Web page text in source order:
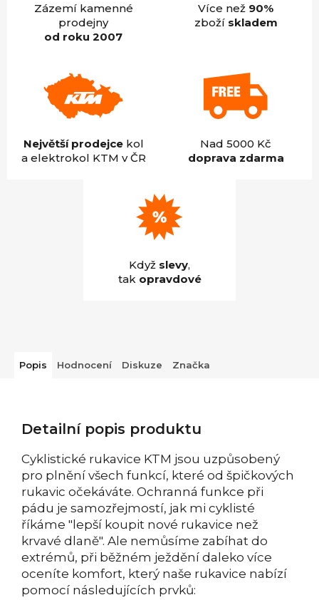
Zázemí kamenné
prodejny
od roku 2007
Více než 90%
zboží skladem
Největší prodejcekol
a elektrokol KTM v ČR
Nad 5000 Kč
doprava zdarma
Když slevy,
tak opravdové
Popis Hodnocení Diskuze Značka
Detailní popis produktu
Cyklistické rukavice KTM jsou uzpůsobený
pro plnění všech funkcí, které od špičkových
rukavic očekáváte. Ochranná funkce při
pádu je samozřejmostí, jak mi cyklisté
říkáme "lepší koupit nové rukavice než
krvavé dlaně". Ale nemůsíme zabíhat do
extrémů, při běžném ježdění daleko více
oceníte komfort, který naše rukavice nabízí
pomocí následujících prvků: